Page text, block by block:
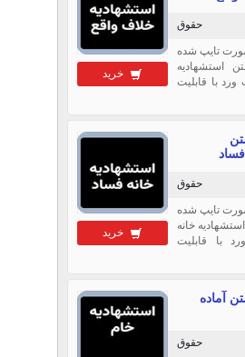
خرید
حقوق
تایپ شده
استشهادیه
با قابلیت
خرید
حقوق
تایپ شده
خانه
با قابلیت
آماده
حقوق